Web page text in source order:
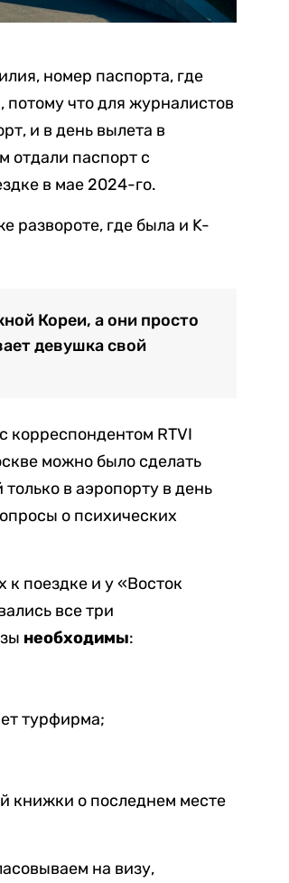
номер паспорта, где
что для журналистов
и в день вылета в
отдали паспорт с
в мае 2024-го.
развороте, где была и K-
Кореи, а они просто
девушка свой
корреспондентом RTVI
можно было сделать
в аэропорту в день
о психических
к поездке и у «Восток
все три
необходимы:
турфирма;
книжки о последнем месте
на визу,